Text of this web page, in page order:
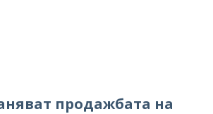
продажбата на